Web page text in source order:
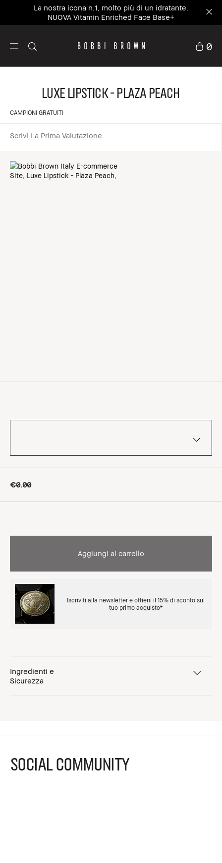
La nostra icona n.1, molto più di un idratante.
NUOVA Vitamin Enriched Face Base+
0
Luxe Lipstick - Plaza Peach
CAMPIONI GRATUITI
Scrivi La Prima Valutazione
€0.00
Aggiungi al carrello
Iscriviti alla newsletter e ottieni il 15% di sconto sul
tuo primo acquisto*
Ingredienti e
Sicurezza
SOCIAL COMMUNITY